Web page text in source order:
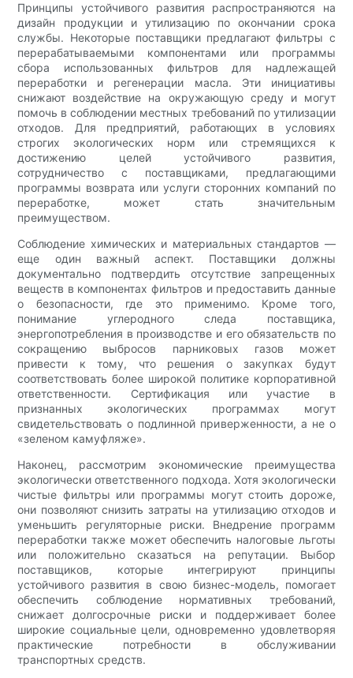
Принципы устойчивого развития распространяются на
дизайн продукции и утилизацию по окончании срока
службы. Некоторые поставщики предлагают фильтры с
перерабатываемыми компонентами или программы
сбора использованных фильтров для надлежащей
переработки и регенерации масла. Эти инициативы
снижают воздействие на окружающую среду и могут
помочь в соблюдении местных требований по утилизации
отходов. Для предприятий, работающих в условиях
строгих экологических норм или стремящихся к
достижению целей устойчивого развития,
сотрудничество с поставщиками, предлагающими
программы возврата или услуги сторонних компаний по
переработке, может стать значительным
преимуществом.
Соблюдение химических и материальных стандартов —
еще один важный аспект. Поставщики должны
документально подтвердить отсутствие запрещенных
веществ в компонентах фильтров и предоставить данные
о безопасности, где это применимо. Кроме того,
понимание углеродного следа поставщика,
энергопотребления в производстве и его обязательств по
сокращению выбросов парниковых газов может
привести к тому, что решения о закупках будут
соответствовать более широкой политике корпоративной
ответственности. Сертификация или участие в
признанных экологических программах могут
свидетельствовать о подлинной приверженности, а не о
«зеленом камуфляже».
Наконец, рассмотрим экономические преимущества
экологически ответственного подхода. Хотя экологически
чистые фильтры или программы могут стоить дороже,
они позволяют снизить затраты на утилизацию отходов и
уменьшить регуляторные риски. Внедрение программ
переработки также может обеспечить налоговые льготы
или положительно сказаться на репутации. Выбор
поставщиков, которые интегрируют принципы
устойчивого развития в свою бизнес-модель, помогает
обеспечить соблюдение нормативных требований,
снижает долгосрочные риски и поддерживает более
широкие социальные цели, одновременно удовлетворяя
практические потребности в обслуживании
транспортных средств.